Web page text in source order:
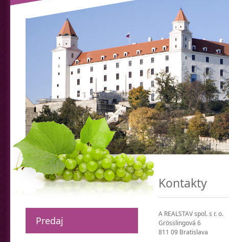
Predaj
Kontakty
A REALSTAV spol. s r. o.
Grösslingová 6
811 09 Bratislava